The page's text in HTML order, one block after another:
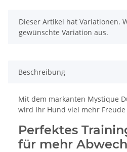
x
Dieser Artikel hat Variationen.
gewünschte Variation aus.
Beschreibung
Mit dem markanten Mystique
wird Ihr Hund viel mehr
Perfektes
für mehr